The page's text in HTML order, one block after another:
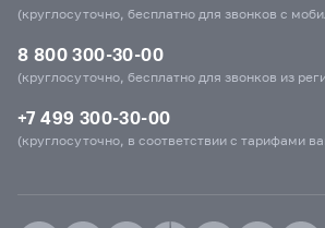
(круглосуточно, бесплатно для звонков с
8 800 300-30-00
(круглосуточно, бесплатно для звонков из
+7 499 300-30-00
(круглосуточно, в соответствии с тарифами